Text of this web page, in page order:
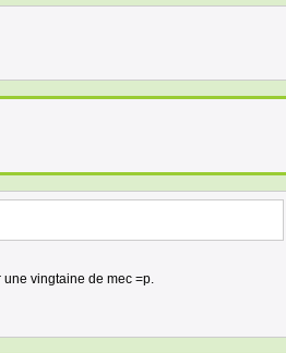
vingtaine de mec =p.